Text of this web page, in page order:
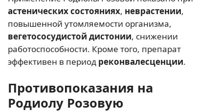
астенических состояниях, неврастении,
повышенной утомляемости организма,
вегетососудистой дистонии, снижении
работоспособности. Кроме того, препарат
эффективен в период реконвалесценции.
Противопоказания на
Родиолу Розовую